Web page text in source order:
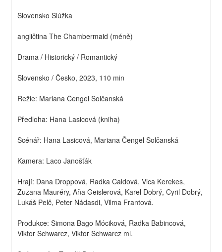
Slovensko Slúžka
angličtina The Chambermaid (méně)
Drama / Historický / Romantický
Slovensko / Česko, 2023, 110 min
Režie: Mariana Čengel Solčanská
Předloha: Hana Lasicová (kniha)
Scénář: Hana Lasicová, Mariana Čengel Solčanská
Kamera: Laco Janošťák
Hrají: Dana Droppová, Radka Caldová, Vica Kerekes,
Zuzana Mauréry, Aňa Geislerová, Karel Dobrý, Cyril Dobrý,
Lukáš Pelč, Peter Nádasdi, Vilma Frantová.
Produkce: Simona Bago Móciková, Radka Babincová,
Viktor Schwarcz, Viktor Schwarcz ml.